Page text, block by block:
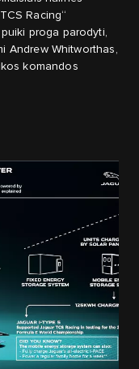
Racing“
proga parodyti,
Andrew Whitworthas,
komandos